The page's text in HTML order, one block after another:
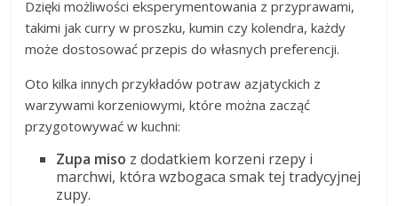
Dzięki możliwości eksperymentowania z przyprawami,
takimi jak curry w proszku, kumin czy kolendra, każdy
może dostosować przepis do własnych preferencji.
Oto kilka innych przykładów potraw azjatyckich z
warzywami korzeniowymi, które można zacząć
przygotowywać w kuchni:
Zupa miso z dodatkiem korzeni rzepy i
marchwi, która wzbogaca smak tej tradycyjnej
zupy.